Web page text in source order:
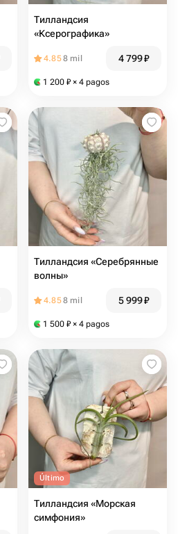
Тилландсия
«Ксерографика»
4.858 mil 4 799₽
1 200 ₽ × 4 pagos
Тилландсия «Серебрянные
волны»
4.858 mil 5 999₽
1 500 ₽ × 4 pagos
Último
Тилландсия «Морская
симфония»